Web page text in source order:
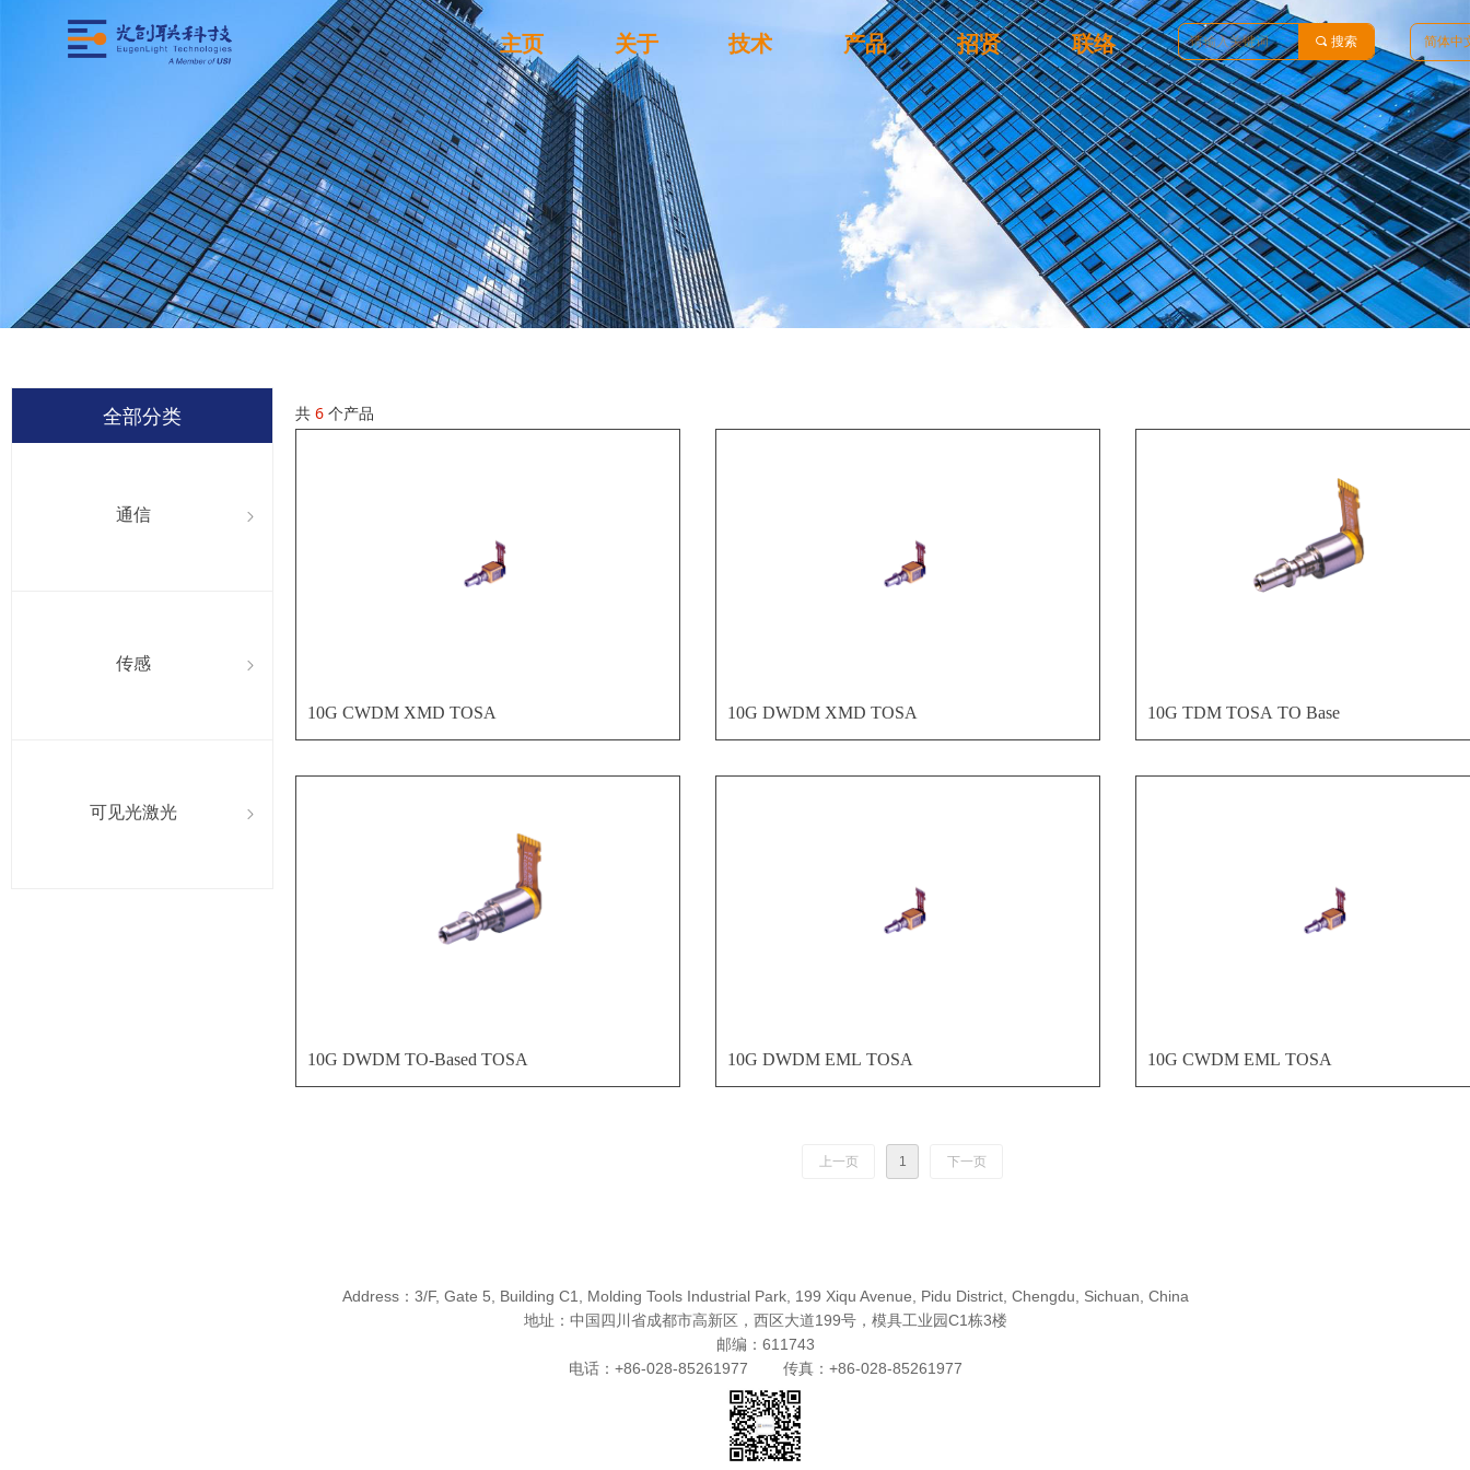
主页 关于 技术 产品 招贤 联络 끠 搜索 简体中
全部分类
ꁇ
通信
ꁇ
传感
ꁇ
可见光激光
共 6 个产品
10G CWDM XMD TOSA 10G DWDM XMD TOSA 10G TDM TOSA TO Base
10G DWDM TO-Based TOSA 10G DWDM EML TOSA 10G CWDM EML TOSA
上一页 1 下一页
Address：3/F, Gate 5, Building C1, Molding Tools Industrial Park, 199 Xiqu Avenue, Pidu District, Chengdu, Sichuan, China
地址：中国四川省成都市高新区，西区大道199号，模具工业园C1栋3楼
邮编：611743
电话：+86-028-85261977 传真：+86-028-85261977